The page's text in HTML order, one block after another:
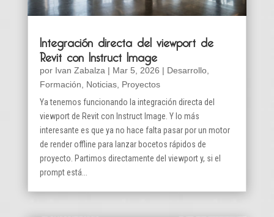
Integración directa del viewport de
Revit con Instruct Image
por Ivan Zabalza| Mar 5, 2026 | Desarrollo,
Formación, Noticias, Proyectos
Ya tenemos funcionando la integración directa del
viewport de Revit con Instruct Image. Y lo más
interesante es que ya no hace falta pasar por un motor
de render offline para lanzar bocetos rápidos de
proyecto. Partimos directamente del viewport y, si el
prompt está...